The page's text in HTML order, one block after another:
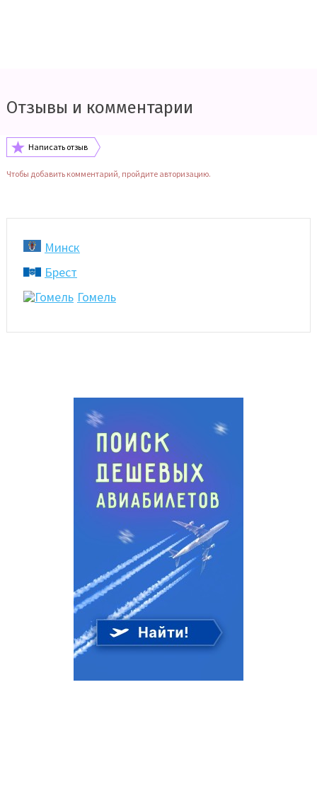
Отзывы и комментарии
Написать отзыв
Чтобы добавить комментарий, пройдите авторизацию.
Минск
Брест
Гомель